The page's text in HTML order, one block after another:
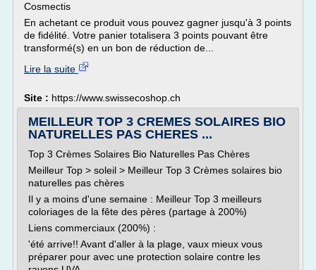
Cosmectis
En achetant ce produit vous pouvez gagner jusqu'à 3 points
de fidélité. Votre panier totalisera 3 points pouvant être
transformé(s) en un bon de réduction de...
Lire la suite
Site : https://www.swissecoshop.ch
MEILLEUR TOP 3 CREMES SOLAIRES BIO
NATURELLES PAS CHERES ...
Top 3 Crèmes Solaires Bio Naturelles Pas Chères
Meilleur Top > soleil > Meilleur Top 3 Crèmes solaires bio
naturelles pas chères
Il y a moins d'une semaine : Meilleur Top 3 meilleurs
coloriages de la fête des pères (partage à 200%)
Liens commerciaux (200%) :
'été arrive!! Avant d'aller à la plage, vaux mieux vous
préparer pour avec une protection solaire contre les